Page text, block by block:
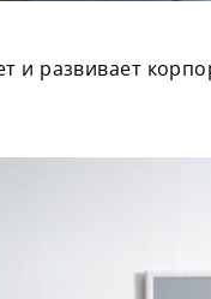
и развивает